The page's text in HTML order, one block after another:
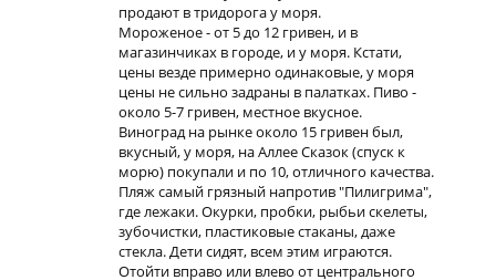
продают в тридорога у моря.
Мороженое - от 5 до 12 гривен, и в
магазинчиках в городе, и у моря. Кстати,
цены везде примерно одинаковые, у моря
цены не сильно задраны в палатках. Пиво -
около 5-7 гривен, местное вкусное.
Виноград на рынке около 15 гривен был,
вкусный, у моря, на Аллее Сказок (спуск к
морю) покупали и по 10, отличного качества.
Пляж самый грязный напротив "Пилигрима",
где лежаки. Окурки, пробки, рыбьи скелеты,
зубочистки, пластиковые стаканы, даже
стекла. Дети сидят, всем этим играются.
Отойти вправо или влево от центрального